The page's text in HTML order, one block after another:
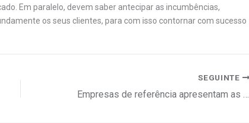
Em paralelo, devem saber antecipar as incumbências,
os seus clientes, para com isso contornar com sucesso
SEGUINTE
Empresas de referência apresentam as melhores práticas RH